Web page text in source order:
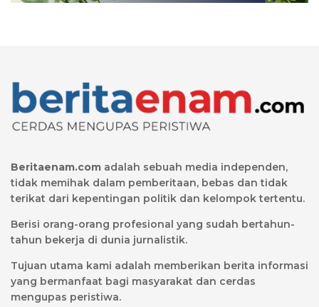
Beritaenam.com adalah sebuah media independen,
tidak memihak dalam pemberitaan, bebas dan tidak
terikat dari kepentingan politik dan kelompok tertentu.
Berisi orang-orang profesional yang sudah bertahun-
tahun bekerja di dunia jurnalistik.
Tujuan utama kami adalah memberikan berita informasi
yang bermanfaat bagi masyarakat dan cerdas
mengupas peristiwa.